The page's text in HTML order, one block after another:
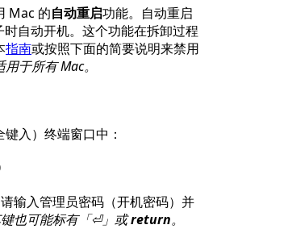
Mac 的自动重启功能。自动重启
自动开机。这个功能在拆卸过程
指南或按照下面的简要说明来禁用
于所有 Mac。
入）终端窗口中：
输入管理员密码（开机密码）并
也可能标有「⏎」或return。